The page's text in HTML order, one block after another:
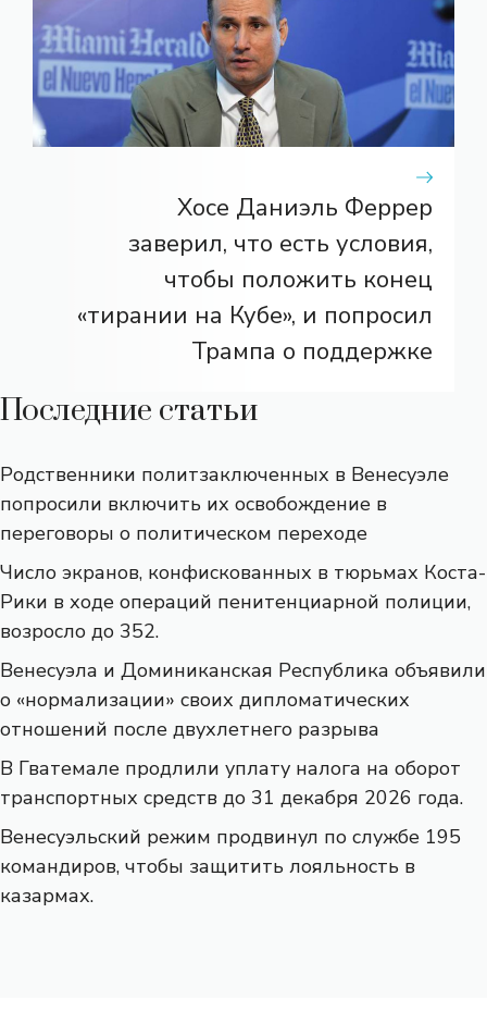
Хосе Даниэль Феррер
заверил, что есть условия,
чтобы положить конец
«тирании на Кубе», и попросил
Трампа о поддержке
Последние статьи
Родственники политзаключенных в Венесуэле
попросили включить их освобождение в
переговоры о политическом переходе
Число экранов, конфискованных в тюрьмах Коста-
Рики в ходе операций пенитенциарной полиции,
возросло до 352.
Венесуэла и Доминиканская Республика объявили
о «нормализации» своих дипломатических
отношений после двухлетнего разрыва
В Гватемале продлили уплату налога на оборот
транспортных средств до 31 декабря 2026 года.
Венесуэльский режим продвинул по службе 195
командиров, чтобы защитить лояльность в
казармах.